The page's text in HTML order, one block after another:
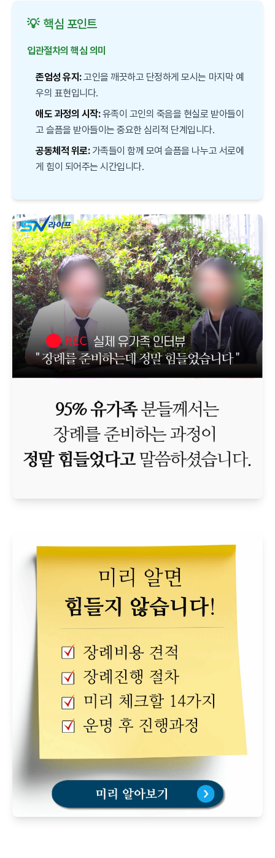
💡 핵심 포인트
입관절차의 핵심 의미
존엄성 유지:고인을 깨끗하고 단정하게 모시는 마지막 예
우의 표현입니다.
애도 과정의 시작:유족이 고인의 죽음을 현실로 받아들이
고 슬픔을 받아들이는 중요한 심리적 단계입니다.
공동체적 위로:가족들이 함께 모여 슬픔을 나누고 서로에
게 힘이 되어주는 시간입니다.